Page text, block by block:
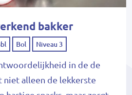
bakker
Bol Niveau 3
in de de
niet alleen de lekkerste